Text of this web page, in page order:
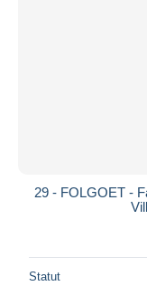
29 - FOLGOET -
Statut